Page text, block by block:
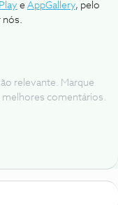
e AppGallery, pelo
nós.
relevante. Marque
melhores comentários.